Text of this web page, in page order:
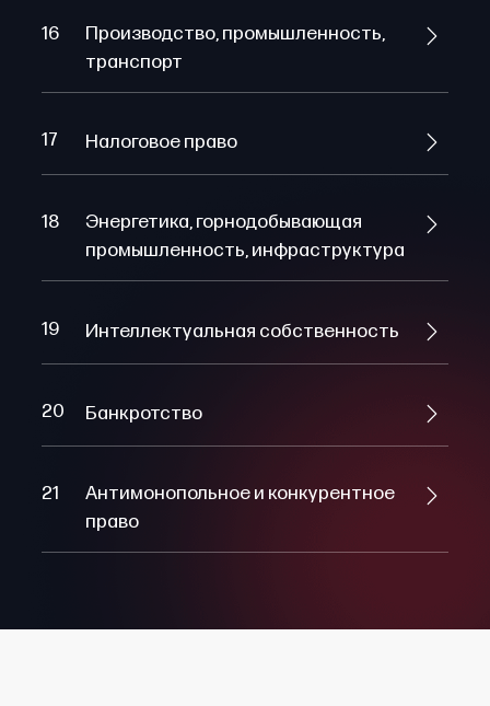
16
Производство, промышленность,
транспорт
17 Налоговое право
18
Энергетика, горнодобывающая
промышленность, инфраструктура
19 Интеллектуальная собственность
20 Банкротство
21
Антимонопольное и конкурентное
право